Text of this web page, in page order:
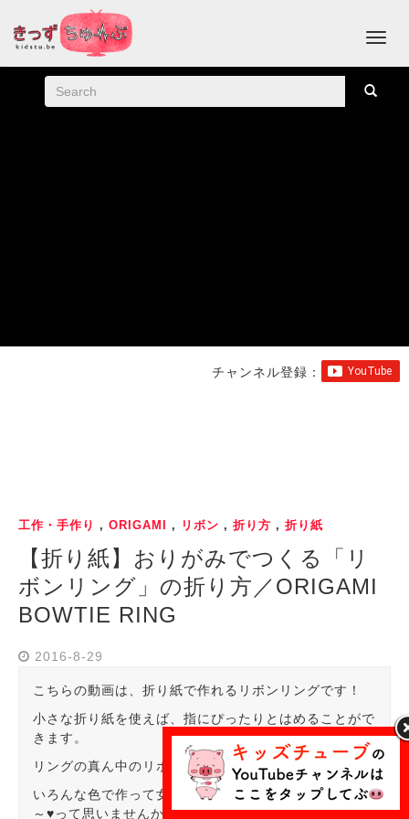
チャンネル登録：
工作・手作り , ORIGAMI , リボン , 折り方 , 折り紙
【折り紙】おりがみでつくる「リ
ボンリング」の折り方／ORIGAMI
BOWTIE RING
2016-8-29
こちらの動画は、折り紙で作れるリボンリングです！
小さな折り紙を使えば、指にぴったりとはめることがで
きます。
リングの真ん中のリボンが、可愛いですね！
いろんな色で作って女の子達にプレゼントしてあげたい
～♥って思いませんか？